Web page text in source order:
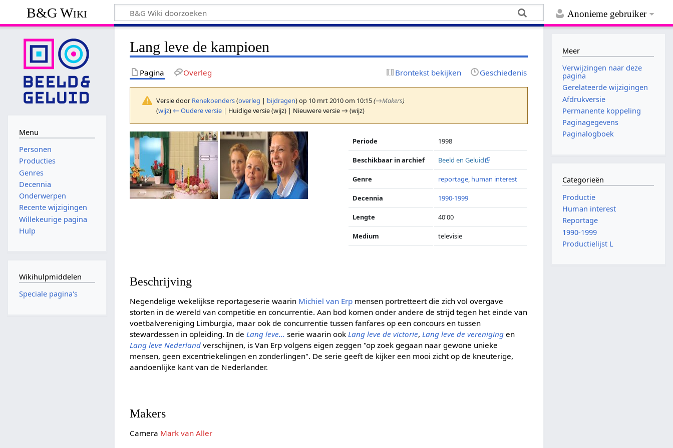
Anonieme gebruiker
B&G Wiki
Lang leve de kampioen
Pagina Overleg Brontekst bekijken Geschiedenis
Versie door Renekoenders(overleg | bijdragen)op 10 mrt 2010 om 10:15(→Makers)
(wijz) ← Oudere versie | Huidige versie (wijz) | Nieuwere versie → (wijz)
Periode 1998
Beschikbaar in archief Beeld en Geluid
Genre reportage, human interest
Decennia 1990-1999
Lengte 40'00
Medium televisie
Beschrijving
Negendelige wekelijkse reportageserie waarin Michiel van Erp mensen portretteert die zich vol overgave
storten in de wereld van competitie en concurrentie. Aan bod komen onder andere de strijd tegen het einde van
voetbalvereniging Limburgia, maar ook de concurrentie tussen fanfares op een concours en tussen
stewardessen in opleiding. In deLang leve... serie waarin ookLang leve de victorie,Lang leve de vereniging en
Lang leve Nederland verschijnen, is Van Erp volgens eigen zeggen "op zoek gegaan naar gewone unieke
mensen, geen excentriekelingen en zonderlingen". De serie geeft de kijker een mooi zicht op de kneuterige,
aandoenlijke kant van de Nederlander.
Makers
Camera Mark van Aller
Menu
Personen
Producties
Genres
Decennia
Onderwerpen
Recente wijzigingen
Willekeurige pagina
Hulp
Wikihulpmiddelen
Speciale pagina's
Meer
Verwijzingen naar deze
pagina
Gerelateerde wijzigingen
Afdrukversie
Permanente koppeling
Paginagegevens
Paginalogboek
Categorieën
Productie
Human interest
Reportage
1990-1999
Productielijst L